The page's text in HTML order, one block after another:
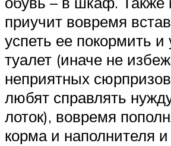
приучит вовремя
успеть ее покормить и
туалет (иначе не
неприятных
любят справлять
лоток), вовремя
корма и наполнителя и